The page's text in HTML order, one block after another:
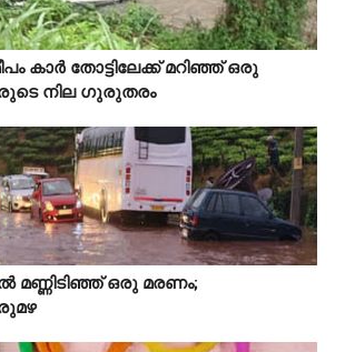
കാർ തോട്ടിലേക്ക് മറിഞ്ഞ് ഒരു
നില ഗുരുതരം
മണ്ണിടിഞ്ഞ് ഒരു മരണം;